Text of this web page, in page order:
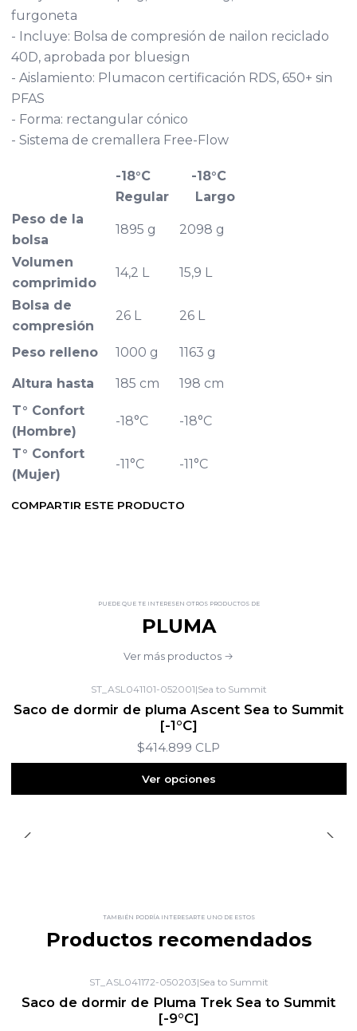
furgoneta
- Incluye: Bolsa de compresión de nailon reciclado
40D, aprobada por bluesign
- Aislamiento: Plumacon certificación RDS, 650+ sin
PFAS
- Forma: rectangular cónico
- Sistema de cremallera Free-Flow
-18°C
Regular
-18°C
Largo
Peso de la
bolsa
1895 g 2098 g
Volumen
comprimido
14,2 L 15,9 L
Bolsa de
compresión
26 L 26 L
Peso relleno 1000 g 1163 g
Altura hasta 185 cm
198 cm
T° Confort
(Hombre)
-18°C -18°C
T° Confort
(Mujer)
-11°C -11°C
COMPARTIR ESTE PRODUCTO
PUEDE QUE TE INTERESEN OTROS PRODUCTOS DE
PLUMA
Ver más productos
ST_ASL041101-052001|Sea to Summit
Saco de dormir de pluma Ascent Sea to Summit
[-1°C]
$414.899 CLP
Ver opciones
TAMBIÉN PODRÍA INTERESARTE UNO DE ESTOS
Productos recomendados
ST_ASL041172-050203|Sea to Summit
Saco de dormir de Pluma Trek Sea to Summit
[-9°C]